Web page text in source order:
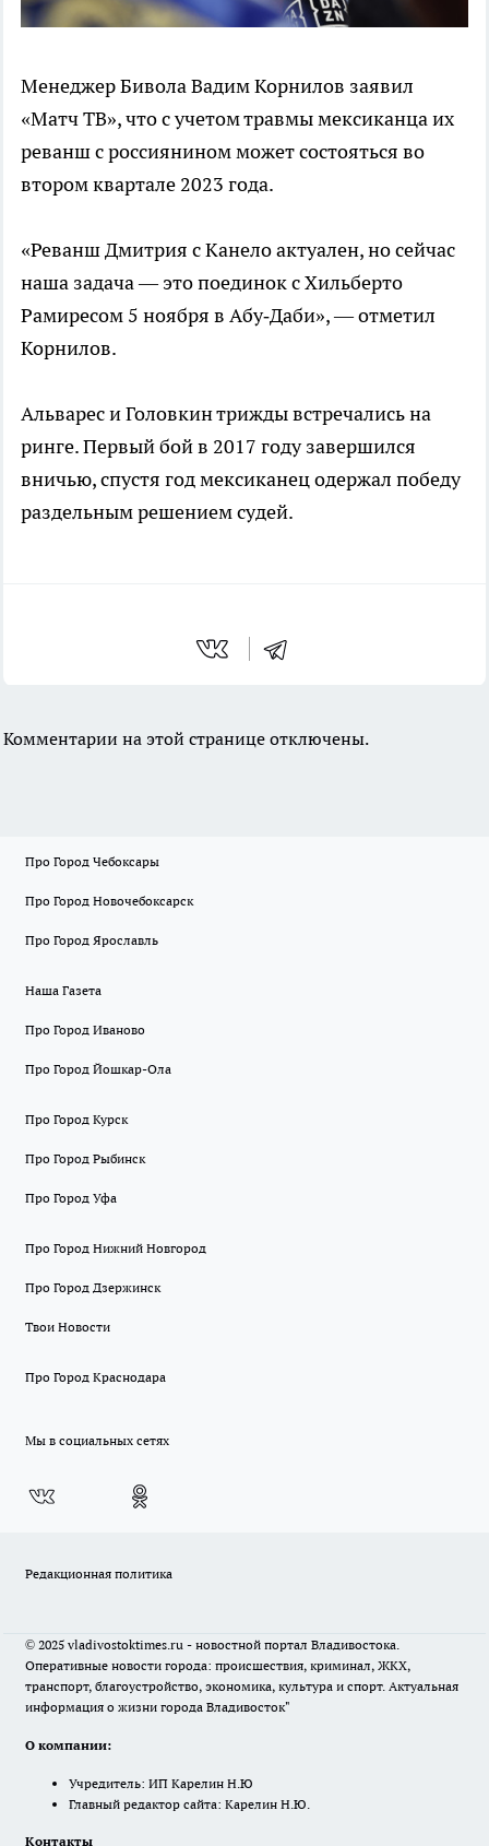
Менеджер Бивола Вадим Корнилов заявил
«Матч ТВ», что с учетом травмы мексиканца их
реванш с россиянином может состояться во
втором квартале 2023 года.
«Реванш Дмитрия с Канело актуален, но сейчас
наша задача — это поединок с Хильберто
Рамиресом 5 ноября в Абу‑Даби», — отметил
Корнилов.
Альварес и Головкин трижды встречались на
ринге. Первый бой в 2017 году завершился
вничью, спустя год мексиканец одержал победу
раздельным решением судей.
Комментарии на этой странице отключены.
Про Город Чебоксары
Про Город Новочебоксарск
Про Город Ярославль
Наша Газета
Про Город Иваново
Про Город Йошкар-Ола
Про Город Курск
Про Город Рыбинск
Про Город Уфа
Про Город Нижний Новгород
Про Город Дзержинск
Твои Новости
Про Город Краснодара
Мы в социальных сетях
Редакционная политика
© 2025 vladivostoktimes.ru - новостной портал Владивостока.
Оперативные новости города: происшествия, криминал, ЖКХ,
транспорт, благоустройство, экономика, культура и спорт. Актуальная
информация о жизни города Владивосток"
О компании:
Учредитель: ИП Карелин Н.Ю
Главный редактор сайта: Карелин Н.Ю.
Контакты